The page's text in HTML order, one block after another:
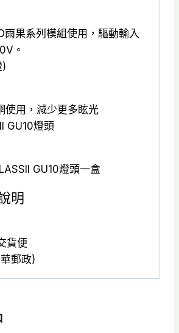
雨果系列模組使用，驅動輸入
。
)
使用，減少更多眩光
GU10燈頭
GU10燈頭一盒
明
貨便
郵政)